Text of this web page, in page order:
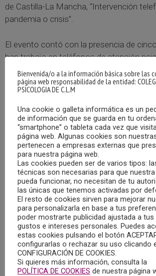
de Castilla-La Mancha, “Intervención
pandemia o crisis”.
El evento contó con la presencia de
han trabajo en teléfonos de atención
COVID-19 organizados por Colegios de la
largo de la geografía Española. Antonio
Colegio de Ceuta, Cristina González y
teléfono de Castilla-La Mancha, Jesús
de Madrid y Lidia Rupérez del Colegio de
moderación de esta actividad corrió a
Navarro, Vicesecretaria del COPCLM.
A lo largo de la sesión, los expertos
situación vivida, que calificaron como
de incertidumbre. Consideraron
psicólogos que atiendan este tipo de
con formación en emergencias y
acompañamiento terapéutico y en
sanitaria. También resaltaron que es
colaboración con otros profesionales.
que el trabajo en estos teléfonos es una
Bienvenida/o a la información básica sobre las
página web responsabilidad de la entidad:
PSICOLOGIA DE C.L.M
Una cookie o galleta informática es un
de información que se guarda en tu
“smartphone” o tableta cada vez que
página web. Algunas cookies son
pertenecen a empresas externas que
para nuestra página web.
Las cookies pueden ser de varios tipos:
técnicas son necesarias para que nuestra
pueda funcionar, no necesitan de tu
las únicas que tenemos activadas por
El resto de cookies sirven para mejorar
para personalizarla en base a tus
poder mostrarte publicidad ajustada a tus
gustos e intereses personales. Puedes
estas cookies pulsando el botón
configurarlas o rechazar su uso clicando
CONFIGURACIÓN DE COOKIES.
Si quieres más información, consulta la
POLÍTICA DE COOKIES de nuestra página